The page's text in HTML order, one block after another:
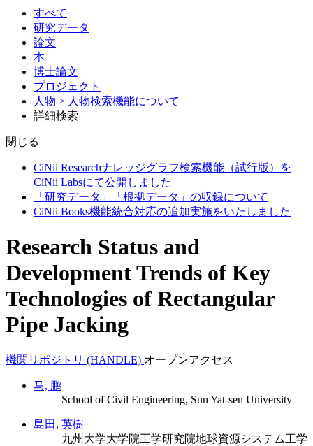
すべて
研究データ
論文
本
博士論文
プロジェクト
人物 > 人物検索機能について
詳細検索
閉じる
CiNii Researchナレッジグラフ検索機能（試行版）を
CiNii Labsにて公開しました
「研究データ」「根拠データ」の収録について
CiNii Books機能統合対応の追加実施をいたしました
Research Status and
Development Trends of Key
Technologies of Rectangular
Pipe Jacking
機関リポジトリ (HANDLE) オープンアクセス
马, 鹏
School of Civil Engineering, Sun Yat-sen University
島田, 英樹
九州大学大学院工学研究院地球資源システム工学